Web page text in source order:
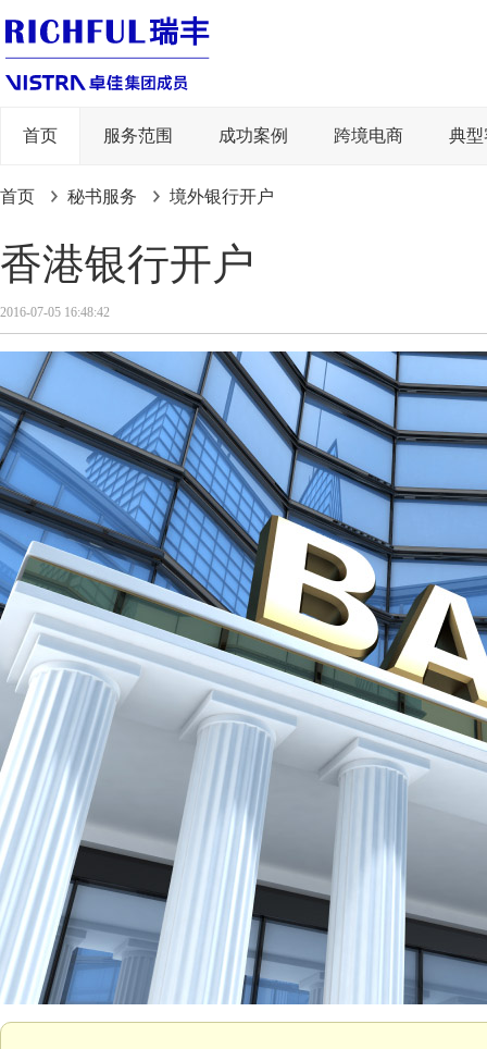
首页 服务范围 成功案例 跨境电商 典
首页 秘书服务 境外银行开户
香港银行开户
2016-07-05 16:48:42